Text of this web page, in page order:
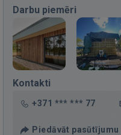
Darbu piemēri
Kontakti
+371 *** *** 77
Piedāvāt pasūtījumu